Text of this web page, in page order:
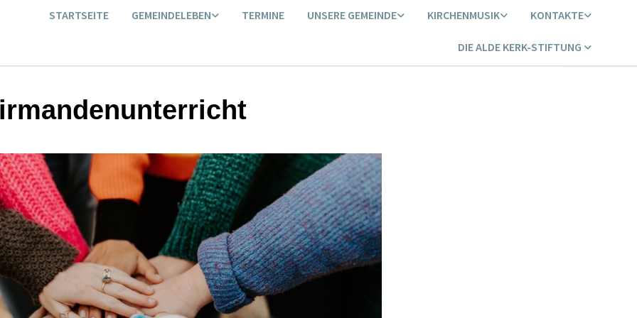
STARTSEITE GEMEINDELEBEN TERMINE UNSERE GEMEINDE KIRCHENMUSIK KONTAKTE
DIE ALDE KERK-STIFTUNG